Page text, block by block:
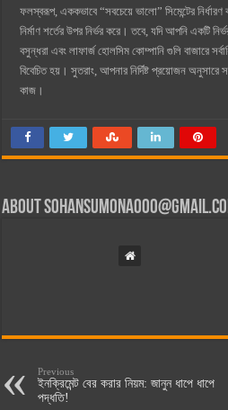
ফলস্বরূপ, এককভাবে “সবচেয়ে ভালো” সিমেন্টের নির্ধারণ
নির্মাণ শর্তের উপর নির্ভর করে। তবে, যদি আপনি একটি
বসুন্ধরা এবং লাফার্জ হোলসিম কোম্পানি গুলি বাজারে
বিবেচিত হয়। সুতরাং, আপনার নির্দিষ্ট প্রয়োজন অনুসারে
কাজ।
About
Previous
ইনক্রিমেন্ট বের করার নিয়ম: জানুন ধাপে ধাপে
পদ্ধতি!